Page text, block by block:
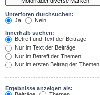
Unterforen durchsuchen:
Ja
Nein
Innerhalb suchen:
Betreff und Text der Beiträge
Nur im Text der Beiträge
Nur im Betreff der Themen
Nur im ersten Beitrag der Themen
Ergebnisse anzeigen als: